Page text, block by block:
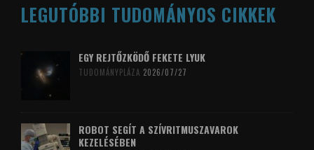
LEGUTÓBBI TUDOMÁNYOS CIKKEK
EGY REJTŐZKÖDŐ FEKETE LYUK
TUDOMÁNYPLÁZA 2026/07/27
ROBOT SEGÍT A SZÍVRITMUSZAVAROK
KEZELÉSÉBEN